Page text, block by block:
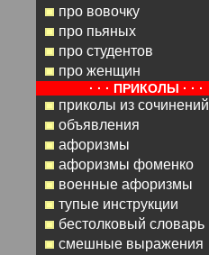
про вовочку
про пьяных
про студентов
про женщин
· · · ПРИКОЛЫ · · ·
приколы из сочинений
объявления
афоризмы
афоризмы фоменко
военные афоризмы
тупые инструкции
бестолковый словарь
смешные выражения